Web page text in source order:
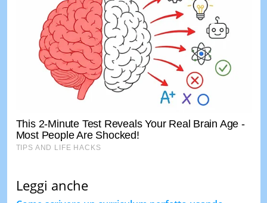
Leggi anche